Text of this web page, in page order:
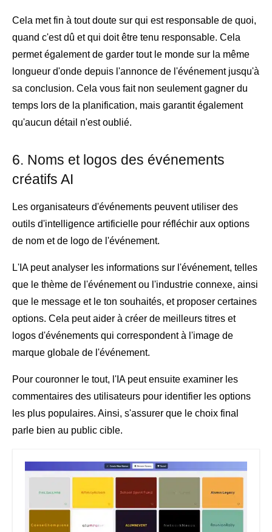
Cela met fin à tout doute sur qui est responsable de quoi,
quand c'est dû et qui doit être tenu responsable. Cela
permet également de garder tout le monde sur la même
longueur d'onde depuis l'annonce de l'événement jusqu'à
sa conclusion. Cela vous fait non seulement gagner du
temps lors de la planification, mais garantit également
qu'aucun détail n'est oublié.
6. Noms et logos des événements
créatifs AI
Les organisateurs d'événements peuvent utiliser des
outils d'intelligence artificielle pour réfléchir aux options
de nom et de logo de l'événement.
L'IA peut analyser les informations sur l'événement, telles
que le thème de l'événement ou l'industrie connexe, ainsi
que le message et le ton souhaités, et proposer certaines
options. Cela peut aider à créer de meilleurs titres et
logos d'événements qui correspondent à l'image de
marque globale de l'événement.
Pour couronner le tout, l'IA peut ensuite examiner les
commentaires des utilisateurs pour identifier les options
les plus populaires. Ainsi, s'assurer que le choix final
parle bien au public cible.